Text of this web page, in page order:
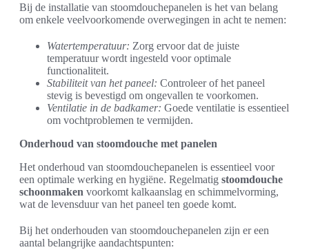
Bij de installatie van stoomdouchepanelen is het van belang
om enkele veelvoorkomende overwegingen in acht te nemen:
Watertemperatuur: Zorg ervoor dat de juiste
temperatuur wordt ingesteld voor optimale
functionaliteit.
Stabiliteit van het paneel: Controleer of het paneel
stevig is bevestigd om ongevallen te voorkomen.
Ventilatie in de badkamer: Goede ventilatie is essentieel
om vochtproblemen te vermijden.
Onderhoud van stoomdouche met panelen
Het onderhoud van stoomdouchepanelen is essentieel voor
een optimale werking en hygiëne. Regelmatig stoomdouche
schoonmaken voorkomt kalkaanslag en schimmelvorming,
wat de levensduur van het paneel ten goede komt.
Bij het onderhouden van stoomdouchepanelen zijn er een
aantal belangrijke aandachtspunten: